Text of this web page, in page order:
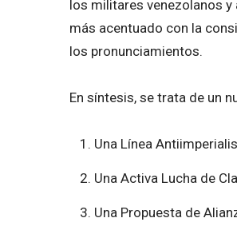
los militares venezolanos y
más acentuado con la
los pronunciamientos.
En síntesis, se trata de un
Una Línea
Una Activa Lucha de
Una Propuesta de